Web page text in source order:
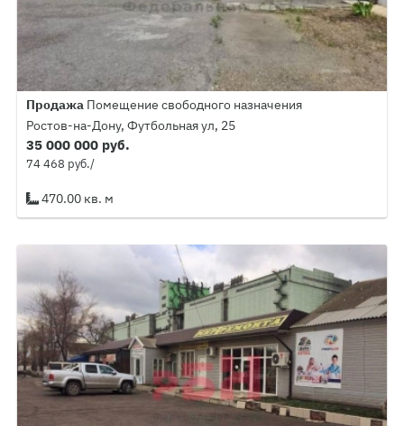
Продажа Помещение свободного назначения
Ростов-на-Дону, Футбольная ул, 25
35 000 000 руб.
74 468 руб./
470.00 кв. м